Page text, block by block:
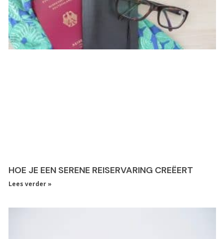
HOE JE EEN SERENE REISERVARING CREËERT
Lees verder »